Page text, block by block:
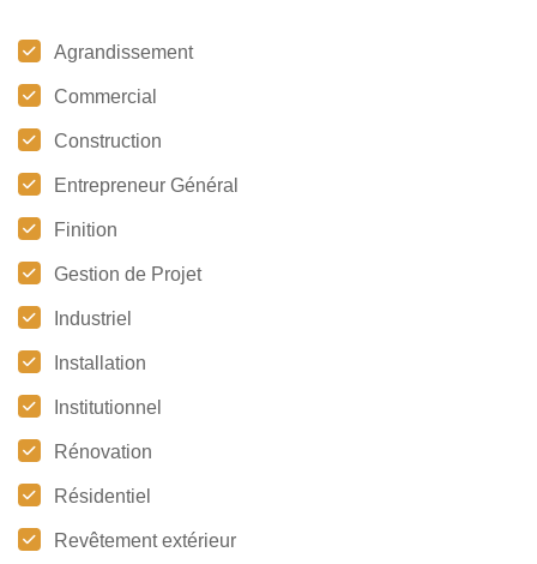
Agrandissement
Commercial
Construction
Entrepreneur Général
Finition
Gestion de Projet
Industriel
Installation
Institutionnel
Rénovation
Résidentiel
Revêtement extérieur